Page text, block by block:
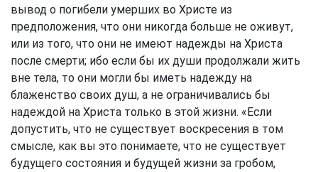
вывод о погибели умерших во Христе из
предположения, что они никогда больше не оживут,
или из того, что они не имеют надежды на Христа
после смерти; ибо если бы их души продолжали жить
вне тела, то они могли бы иметь надежду на
блаженство своих душ, а не ограничивались бы
надеждой на Христа только в этой жизни. «Если
допустить, что не существует воскресения в том
смысле, как вы это понимаете, что не существует
будущего состояния и будущей жизни за гробом,